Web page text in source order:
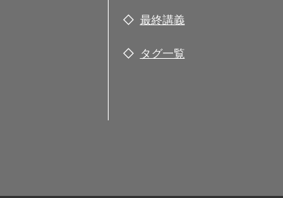
最終講義
タグ一覧